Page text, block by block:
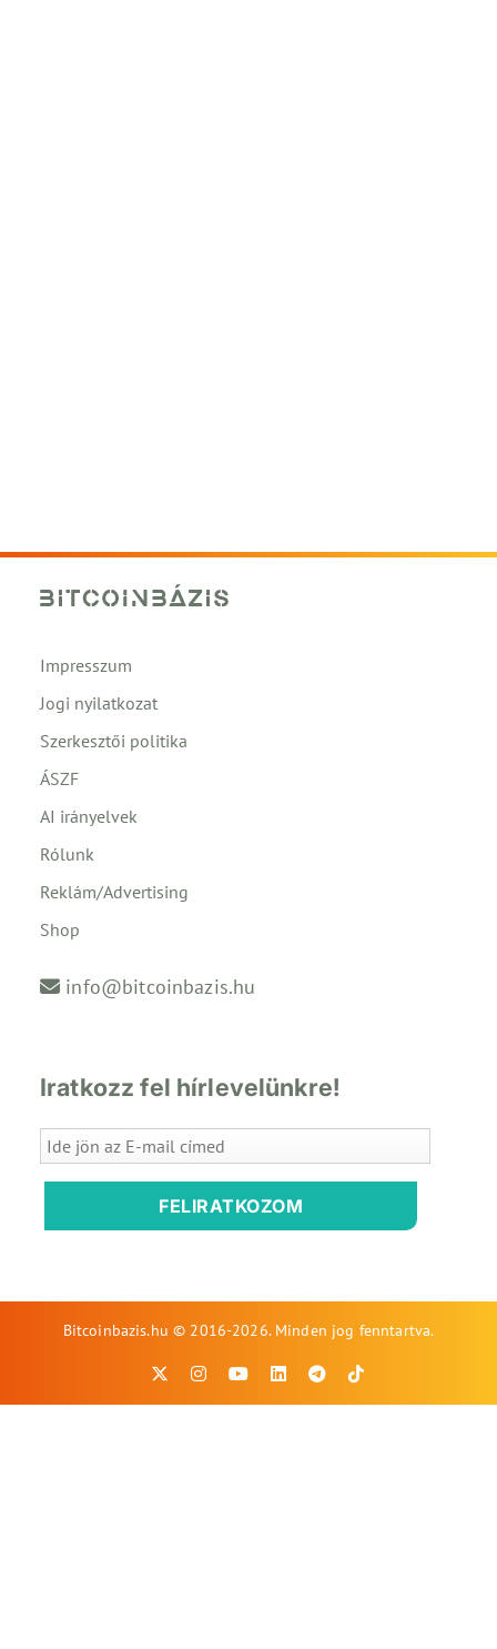
Impresszum
Jogi nyilatkozat
Szerkesztői politika
ÁSZF
AI irányelvek
Rólunk
Reklám/Advertising
Shop
info@bitcoinbazis.hu
Iratkozz fel hírlevelünkre!
FELIRATKOZOM
Bitcoinbazis.hu © 2016-2026. Minden jog fenntartva.